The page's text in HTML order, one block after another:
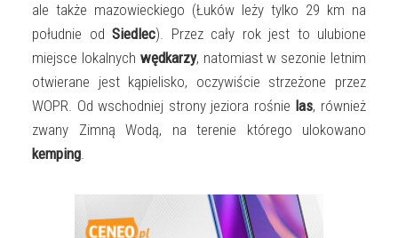
ale także mazowieckiego (Łuków leży tylko 29 km na
południe od Siedlec). Przez cały rok jest to ulubione
miejsce lokalnych wędkarzy, natomiast w sezonie letnim
otwierane jest kąpielisko, oczywiście strzeżone przez
WOPR. Od wschodniej strony jeziora rośnie las, również
zwany Zimną Wodą, na terenie którego ulokowano
kemping.